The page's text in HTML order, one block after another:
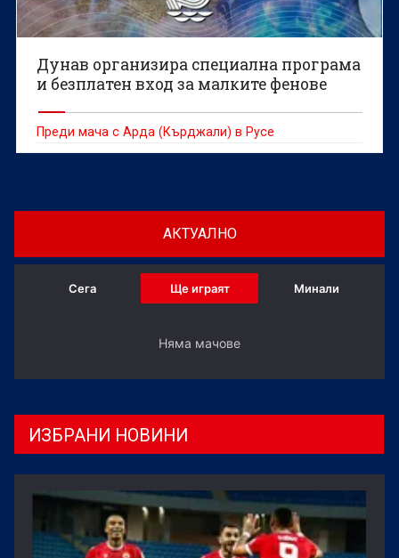
Дунав организира специална програма
и безплатен вход за малките фенове
Преди мача с Арда (Кърджали) в Русе
АКТУАЛНО
Сега Ще играят Минали
Няма мачове
ИЗБРАНИ НОВИНИ